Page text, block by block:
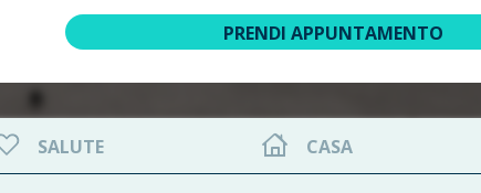
PRENDI APPUNTAMENTO
SALUTE CASA